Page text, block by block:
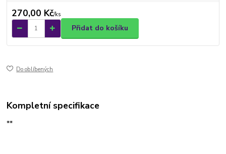
270,00 Kč/ks
Přidat do košíku
Do oblíbených
Kompletní specifikace
**